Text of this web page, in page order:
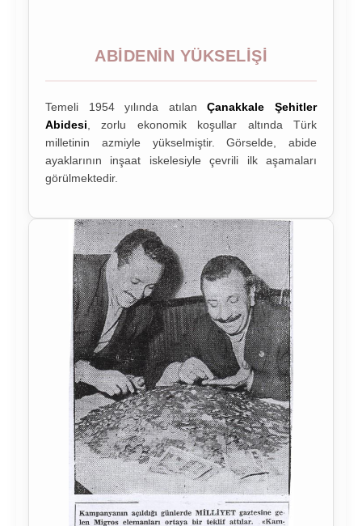
ABIDENIN YÜKSELIŞI
Temeli 1954 yılında atılanÇanakkale Şehitler
Abidesi , zorlu ekonomik koşullar altında Türk
milletinin azmiyle yükselmiştir. Görselde, abide
ayaklarının inşaat iskelesiyle çevrili ilk aşamaları
görülmektedir.